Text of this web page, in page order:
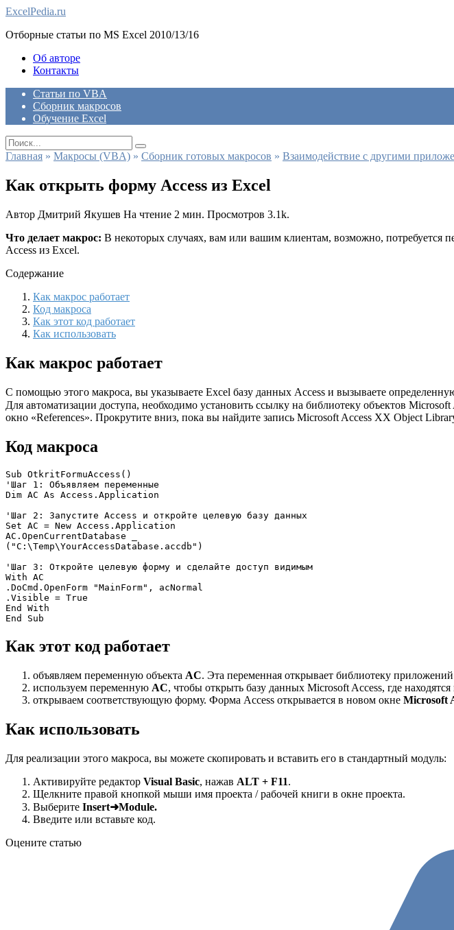
Skip
content
ExcelPedia.ru
Отборные статьи по MS Excel 2010/13/16
Об авторе
Контакты
Статьи по VBA
Сборник макросов
Обучение Excel
Search
for:
Главная » Макросы (VBA) » Сборник готовых макросов » Взаимодействие с другими
Как открыть форму Access из Excel
Автор Дмитрий Якушев На чтение 2 мин. Просмотров 3.1k.
Что делает макрос: В некоторых случаях, вам или вашим клиентам, возможно, потребуется
Access из Excel.
Содержание
Как макрос работает
Код макроса
Как этот код работает
Как использовать
Как макрос работает
С помощью этого макроса, вы указываете Excel базу данных Access и вызываете
Для автоматизации доступа, необходимо установить ссылку на библиотеку объектов
окно «References». Прокрутите вниз, пока вы найдите запись Microsoft Access XX Object
Код макроса
Sub OtkritFormuAccess()
'Шаг 1: Объявляем переменные
Dim AC As Access.Application
'Шаг 2: Запустите Access и откройте целевую базу данных
Set AC = New Access.Application
AC.OpenCurrentDatabase _
("C:\Temp\YourAccessDatabase.accdb")
'Шаг 3: Откройте целевую форму и сделайте доступ видимым
With AC
.DoCmd.OpenForm "MainForm", acNormal
.Visible = True
End With
Как этот код работает
объявляем переменную объекта AC. Эта переменная открывает библиотеку
используем переменную AC, чтобы открыть базу данных Microsoft Access, где
открываем соответствующую форму. Форма Access открывается в новом окне Microsoft
Как использовать
Для реализации этого макроса, вы можете скопировать и вставить его в стандартный модуль:
Активируйте редактор Visual Basic, нажав ALT + F11.
Щелкните правой кнопкой мыши имя проекта / рабочей книги в окне проекта.
Выберите Insert➜Module.
Введите или вставьте код.
Оцените статью